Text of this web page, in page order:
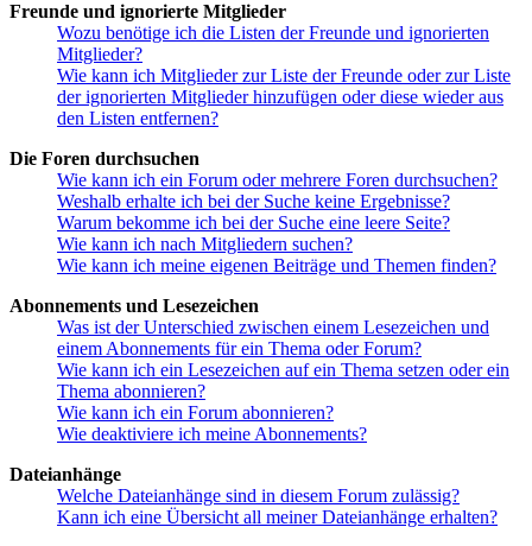
Freunde und ignorierte Mitglieder
Wozu benötige ich die Listen der Freunde und ignorierten
Mitglieder?
Wie kann ich Mitglieder zur Liste der Freunde oder zur Liste
der ignorierten Mitglieder hinzufügen oder diese wieder aus
den Listen entfernen?
Die Foren durchsuchen
Wie kann ich ein Forum oder mehrere Foren durchsuchen?
Weshalb erhalte ich bei der Suche keine Ergebnisse?
Warum bekomme ich bei der Suche eine leere Seite?
Wie kann ich nach Mitgliedern suchen?
Wie kann ich meine eigenen Beiträge und Themen finden?
Abonnements und Lesezeichen
Was ist der Unterschied zwischen einem Lesezeichen und
einem Abonnements für ein Thema oder Forum?
Wie kann ich ein Lesezeichen auf ein Thema setzen oder ein
Thema abonnieren?
Wie kann ich ein Forum abonnieren?
Wie deaktiviere ich meine Abonnements?
Dateianhänge
Welche Dateianhänge sind in diesem Forum zulässig?
Kann ich eine Übersicht all meiner Dateianhänge erhalten?